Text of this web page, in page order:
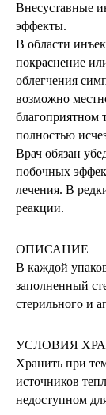
Внесуставные
эффекты.
В области
покраснение
облегчения
возможно
полностью
Врач обязан
побочных
лечения. В
реакции.
ОПИСАНИЕ
В каждой
заполненный
стерильного и
УСЛОВИЯ
Хранить при
источников
недоступном
РЕКВИЗИТЫ
+7 495 795 97